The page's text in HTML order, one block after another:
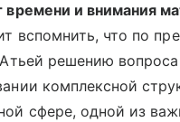
времени и внимания
вспомнить, что по
решению
комплексной
сфере, одной из